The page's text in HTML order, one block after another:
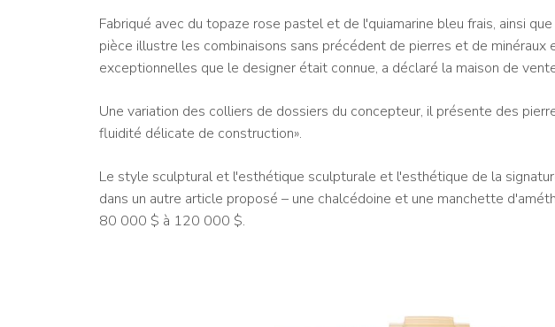
Fabriqué avec du topaze rose pastel et de l'quiamarine bleu frais, ainsi
pièce illustre les combinaisons sans précédent de pierres et de
exceptionnelles que le designer était connue, a déclaré la maison de
Une variation des colliers de dossiers du concepteur, il présente des
fluidité délicate de construction».
Le style sculptural et l'esthétique sculpturale et l'esthétique de la
dans un autre article proposé – une chalcédoine et une manchette
80 000 $ à 120 000 $.